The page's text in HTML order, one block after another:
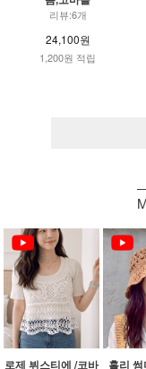
리뷰:6개
24,100원
1,200원 적립
로제 뷔스티에 /코바
홀리